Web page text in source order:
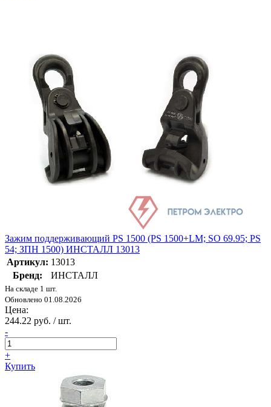
Зажим поддерживающий PS 1500 (PS 1500+LM; SO 69.95; PS
54; ЗПН 1500) ИНСТАЛЛ 13013
Артикул: 13013
Бренд:
ИНСТАЛЛ
На складе 1 шт.
Обновлено 01.08.2026
Цена:
244.22 руб. / шт.
-
+
Купить